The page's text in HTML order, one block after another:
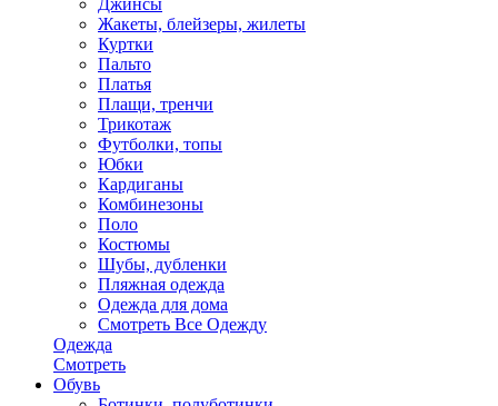
Джинсы
Жакеты, блейзеры, жилеты
Куртки
Пальто
Платья
Плащи, тренчи
Трикотаж
Футболки, топы
Юбки
Кардиганы
Комбинезоны
Поло
Костюмы
Шубы, дубленки
Пляжная одежда
Одежда для дома
Смотреть Все Одежду
Одежда
Смотреть
Обувь